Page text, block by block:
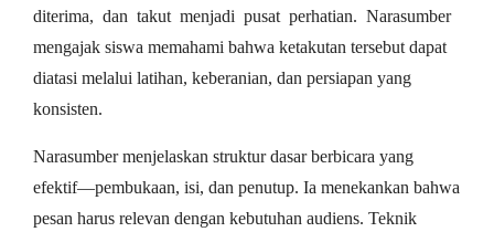
diterima, dan takut menjadi pusat perhatian. Narasumber
mengajak siswa memahami bahwa ketakutan tersebut dapat
diatasi melalui latihan, keberanian, dan persiapan yang
konsisten.
Narasumber menjelaskan struktur dasar berbicara yang
efektif—pembukaan, isi, dan penutup. Ia menekankan bahwa
pesan harus relevan dengan kebutuhan audiens. Teknik